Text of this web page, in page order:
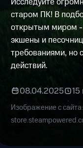
старом ПК! В
открытым миром -
экшены и
требованиями, но
действий.
08.04.2025 15
Изображение с сайта: